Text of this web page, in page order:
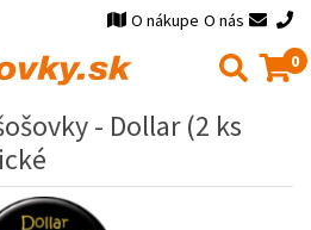
O nákupe O nás
0
- Dollar (2 ks